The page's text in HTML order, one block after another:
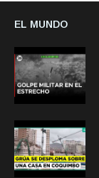
EL MUNDO